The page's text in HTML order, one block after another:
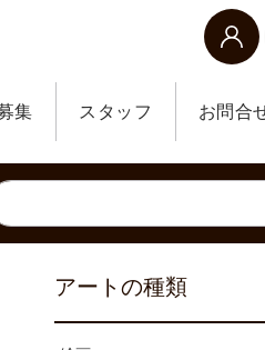
集 スタッフ お問合
アートの種類